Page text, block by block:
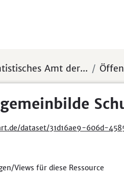
Amt der...
606d-4585-83ed-fafd932d39db/
Views für diese Ressource